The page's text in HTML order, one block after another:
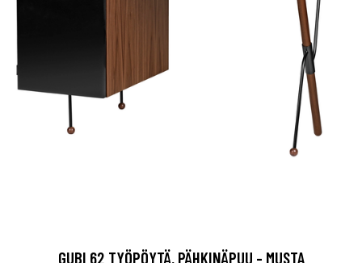
GUBI 62 TYÖPÖYTÄ, PÄHKINÄPUU - MUSTA